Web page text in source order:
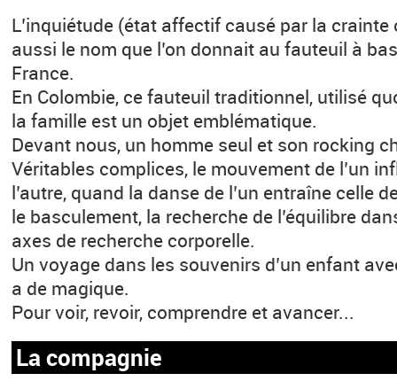
L’inquiétude (état affectif causé par la crainte
aussi le nom que l’on donnait au fauteuil à
France.
En Colombie, ce fauteuil traditionnel, utilisé
la famille est un objet emblématique.
Devant nous, un homme seul et son rocking
Véritables complices, le mouvement de l’un
l’autre, quand la danse de l’un entraîne celle
le basculement, la recherche de l’équilibre
axes de recherche corporelle.
Un voyage dans les souvenirs d’un enfant
a de magique.
Pour voir, revoir, comprendre et avancer...
La compagnie